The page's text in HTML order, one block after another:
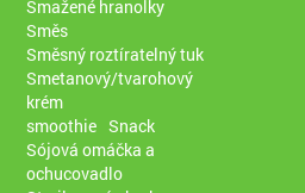
Smažené hranolky
Směs
Směsný roztíratelný tuk
Smetanový/tvarohový
krém
smoothie Snack
Sójová omáčka a
ochucovadlo